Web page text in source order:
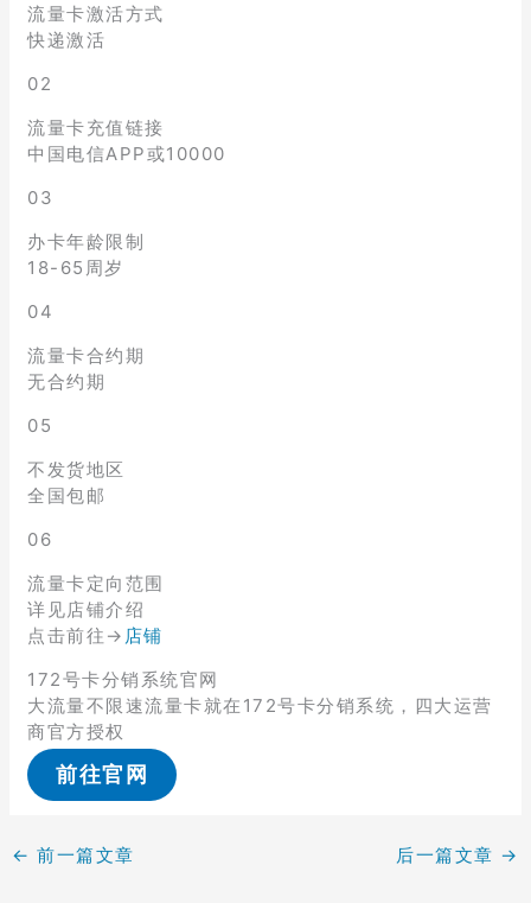
流量卡激活方式
快递激活
02
流量卡充值链接
中国电信APP或10000
03
办卡年龄限制
18-65周岁
04
流量卡合约期
无合约期
05
不发货地区
全国包邮
06
流量卡定向范围
详见店铺介绍
点击前往→ 店铺
172号卡分销系统官网
大流量不限速流量卡就在172号卡分销系统，四大运营
商官方授权
前往官网
← 前一篇文章 后一篇文章 →